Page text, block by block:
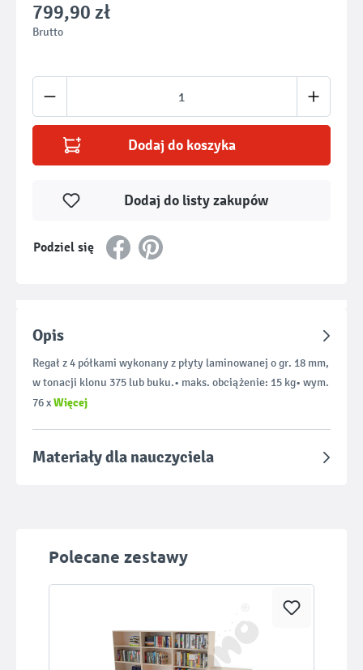
799,90 zł
Brutto
Ilość produktu: Wprowadź żądaną ilość
Dodaj do koszyka
Podziel się
Dodaj do listy zakupów
Opis
Regał z 4 półkami wykonany z płyty laminowanej o gr. 18 mm,
w tonacji klonu 375 lub buku.• maks. obciążenie: 15 kg• wym.
76 xWięcej
Materiały dla nauczyciela
Pomiń galerię produktów
Polecane zestawy